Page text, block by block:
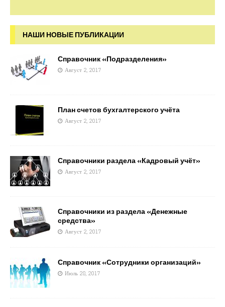
НАШИ НОВЫЕ ПУБЛИКАЦИИ
Справочник «Подразделения»
Август 2, 2017
План счетов бухгалтерского учёта
Август 2, 2017
Справочники раздела «Кадровый учёт»
Август 2, 2017
Справочники из раздела «Денежные
средства»
Август 2, 2017
Справочник «Сотрудники организаций»
Июль 28, 2017